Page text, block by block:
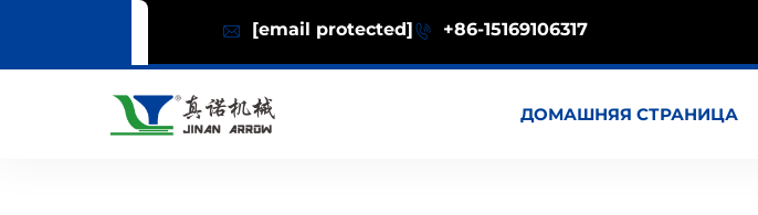
[email protected] +86-15169106317
ДОМАШНЯЯ СТРАНИЦА